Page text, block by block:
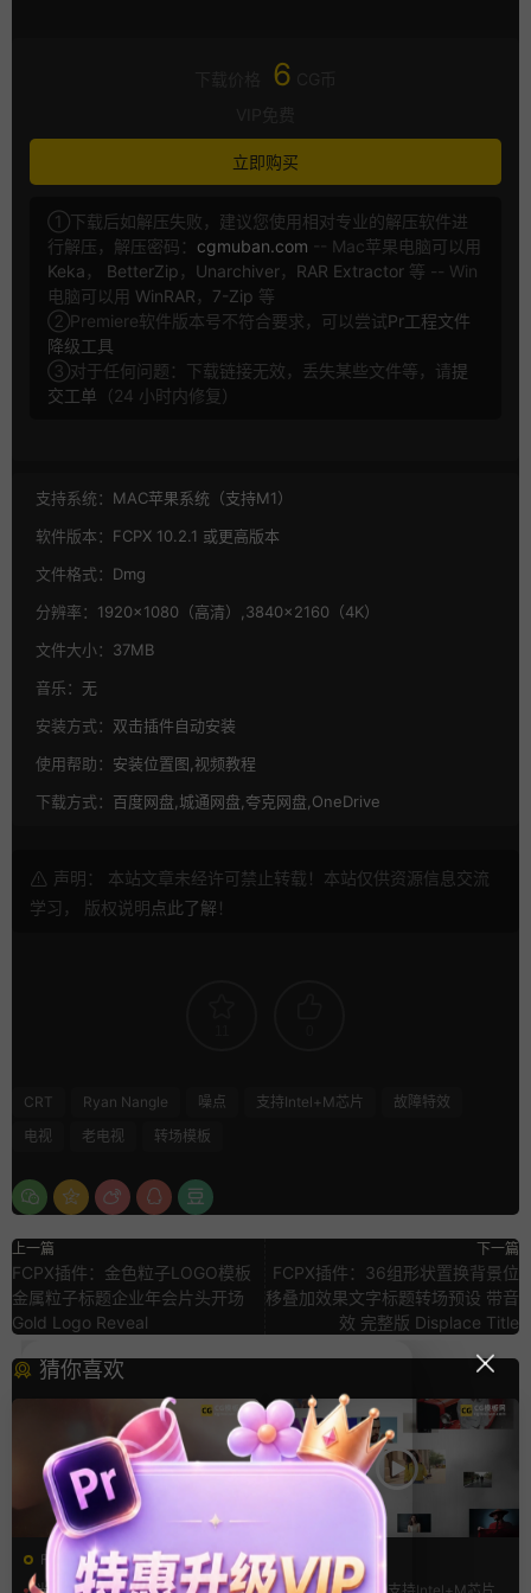
6
立即购买
①下载后如解压失败，建议您使用相对专业的解压软件进
行解压，解压密码： cgmuban.com -- Mac苹果电脑可以用
Keka ， BetterZip ， Unarchiver， RAR Extractor 等 -- Win
电脑可以用 WinRAR ， 7-Zip 等
②Premiere软件版本号不符合要求，可以尝试Pr工程文件
降级工具
③对于任何问题：下载链接无效，丢失某些文件等，请提
交工单 （24 小时内修复）
支持系统： MAC苹果系统（支持M1）
软件版本： FCPX 10.2.1 或更高版本
文件格式： Dmg
分辨率： 1920×1080（高清）,3840×2160（4K）
文件大小： 37MB
音乐： 无
安装方式： 双击插件自动安装
使用帮助： 安装位置图,视频教程
下载方式： 百度网盘,城通网盘,夸克网盘,OneDrive
声明： 本站文章未经许可禁止转载！本站仅供资源信息交流
学习， 版权说明点此了解 ！
CRT Ryan Nangle 噪点 支持Intel+M芯片
故障特效
电视
老电视 转场模板
上一篇
FCPX插件：金色粒子LOGO模板
金属粒子标题企业年会片头开场
Gold Logo Reveal
下一篇
FCPX插件：36组形状置换背景位
移叠加效果文字标题转场预设 带音
效 完整版 Displace Title
猜你喜欢
FCPX转场
FCPX发生器